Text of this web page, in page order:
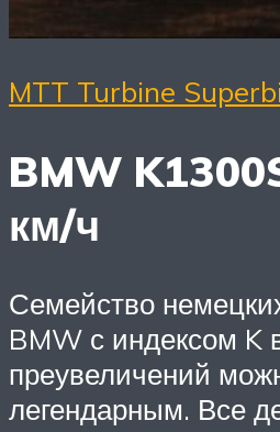
MTT Turbine
BMW
км/ч
Семейство
BMW с индексом K
преувеличений
легендарным. Все